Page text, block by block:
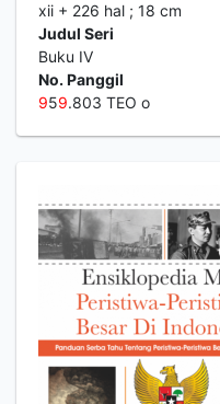
xii + 226 hal ; 18 cm
Judul Seri
Buku IV
No. Panggil
959.803 TEO o